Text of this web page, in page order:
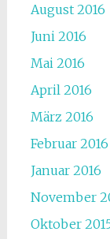
August 2016
Juni 2016
Mai 2016
April 2016
März 2016
Februar 2016
Januar 2016
November
Oktober